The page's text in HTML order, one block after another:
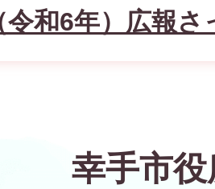
令和6年）広報さ
幸手市役